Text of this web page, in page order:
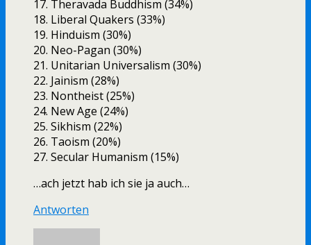
17. Theravada Buddhism (34%)
18. Liberal Quakers (33%)
19. Hinduism (30%)
20. Neo-Pagan (30%)
21. Unitarian Universalism (30%)
22. Jainism (28%)
23. Nontheist (25%)
24. New Age (24%)
25. Sikhism (22%)
26. Taoism (20%)
27. Secular Humanism (15%)
…ach jetzt hab ich sie ja auch…
Antworten